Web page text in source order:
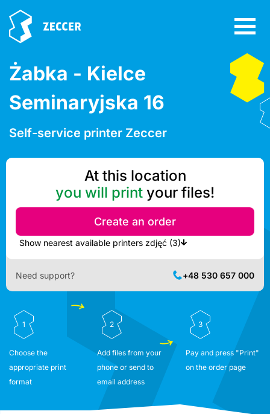
Żabka - Kielce
Seminaryjska 16
Self-service printer Zeccer
At this location
you will print your files!
Create an order
Show nearest available printers zdjęć (3)
Need support? +48 530 657 000
1
Choose the
appropriate print
format
2
Add files from your
phone or send to
email address
3
Pay and press "Print"
on the order page